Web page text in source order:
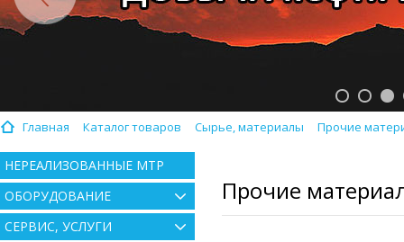
Главная Каталог товаров Сырье, материалы Прочие
НЕРЕАЛИЗОВАННЫЕ МТР
ОБОРУДОВАНИЕ
СЕРВИС, УСЛУГИ
Прочие